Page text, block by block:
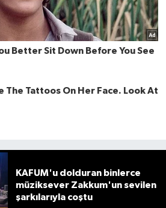
KAFUM'u dolduran binlerce
müziksever Zakkum'un sevilen
şarkılarıyla coştu